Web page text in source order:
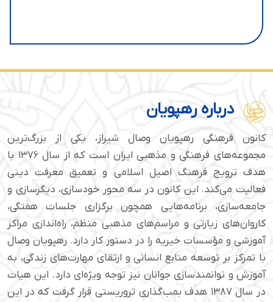
درباره رهپویان
کانون فرهنگی رهپویان وصال شیراز، یکی از بزرگ‌ترین
مجموعه‌های فرهنگی و مذهبی ایران است که از سال ۱۳۷۶ با
هدف ترویج فرهنگ اصیل اسلامی و تعمیق معرفت دینی
فعالیت می‌کند. این کانون در سه محور خودسازی، دیگرسازی و
جامعه‌سازی، برنامه‌هایی همچون برگزاری جلسات هفتگی،
کاروان‌های زیارتی و مراسم‌های مذهبی منظم، راه‌اندازی مراکز
آموزشی و مؤسسات خیریه را در دستور کار دارد. رهپویان وصال
با تمرکز بر توسعه منابع انسانی و ارتقای مهارت‌های زندگی، به
آموزش و توانمندسازی جوانان نیز توجه ویژه‌ای دارد. این هیات
در سال ۱۳۸۷ هدف بمب‌گذاری تروریستی قرار گرفت که در این